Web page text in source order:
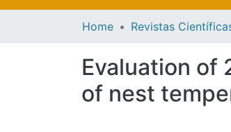
Home Revistas
Evaluation of
of nest